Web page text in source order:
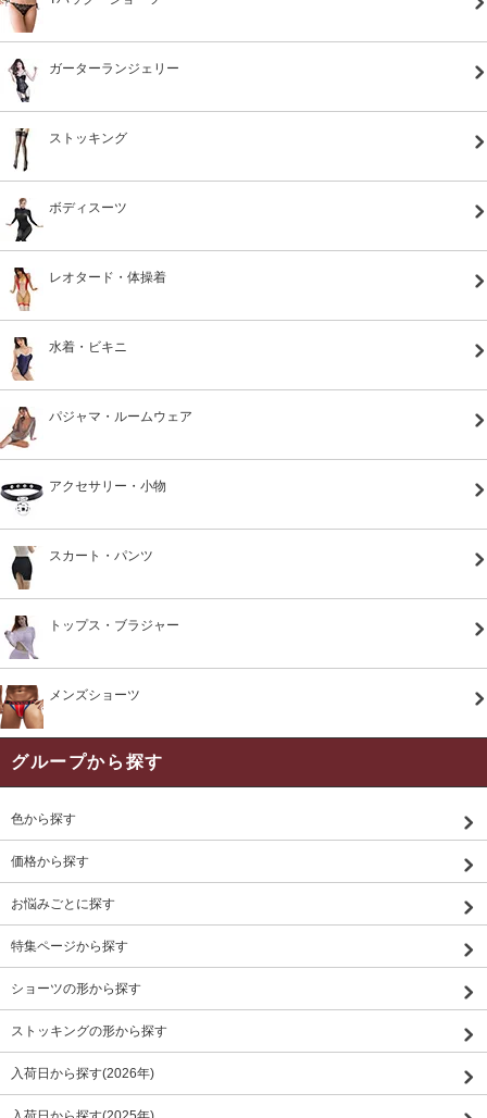
ガーターランジェリー
ストッキング
ボディスーツ
レオタード・体操着
水着・ビキニ
パジャマ・ルームウェア
アクセサリー・小物
スカート・パンツ
トップス・ブラジャー
メンズショーツ
グループから探す
色から探す
価格から探す
お悩みごとに探す
特集ページから探す
ショーツの形から探す
ストッキングの形から探す
入荷日から探す(2026年)